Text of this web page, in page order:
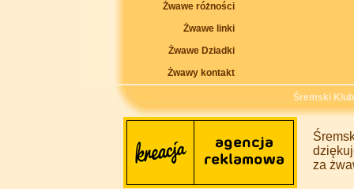
Żwawe różności
Żwawe linki
Żwawe Dziadki
Żwawy kontakt
Śremski
za